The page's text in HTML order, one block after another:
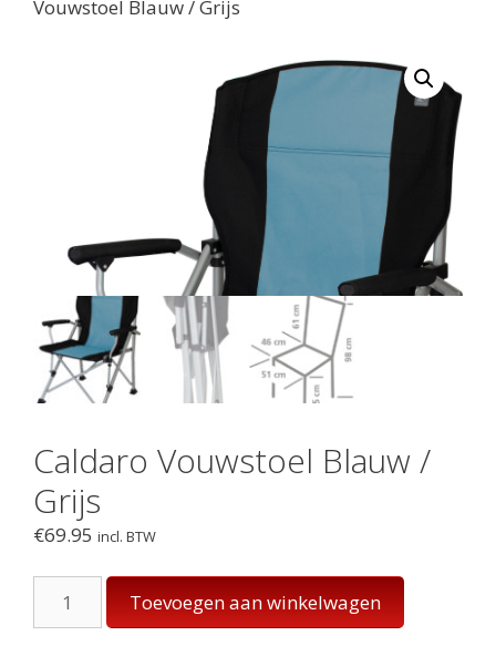
Vouwstoel Blauw / Grijs
Caldaro Vouwstoel Blauw /
Grijs
€69.95 incl. BTW
Vouwstoel
Toevoegen aan winkelwagen